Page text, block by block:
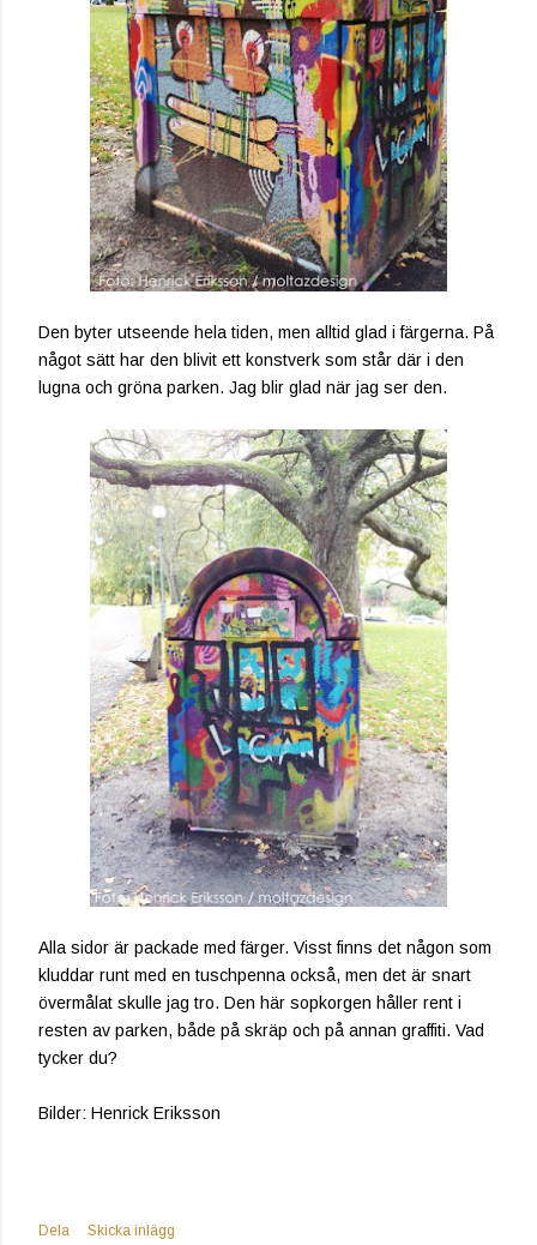
Den byter utseende hela tiden, men alltid glad i färgerna. På
något sätt har den blivit ett konstverk som står där i den
lugna och gröna parken. Jag blir glad när jag ser den.
Alla sidor är packade med färger. Visst finns det någon som
kluddar runt med en tuschpenna också, men det är snart
övermålat skulle jag tro. Den här sopkorgen håller rent i
resten av parken, både på skräp och på annan graffiti. Vad
tycker du?
Bilder: Henrick Eriksson
Dela
Skicka inlägg